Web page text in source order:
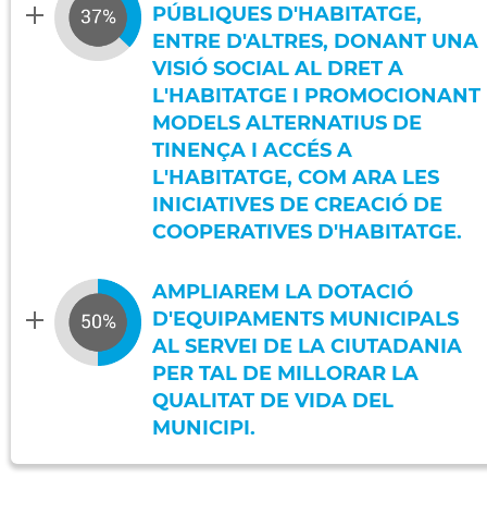
PÚBLIQUES D'HABITATGE,
ENTRE D'ALTRES, DONANT UNA
VISIÓ SOCIAL AL DRET A
L'HABITATGE I PROMOCIONANT
MODELS ALTERNATIUS DE
TINENÇA I ACCÉS A
L'HABITATGE, COM ARA LES
INICIATIVES DE CREACIÓ DE
COOPERATIVES D'HABITATGE.
AMPLIAREM LA DOTACIÓ
D'EQUIPAMENTS MUNICIPALS
AL SERVEI DE LA CIUTADANIA
PER TAL DE MILLORAR LA
QUALITAT DE VIDA DEL
MUNICIPI.